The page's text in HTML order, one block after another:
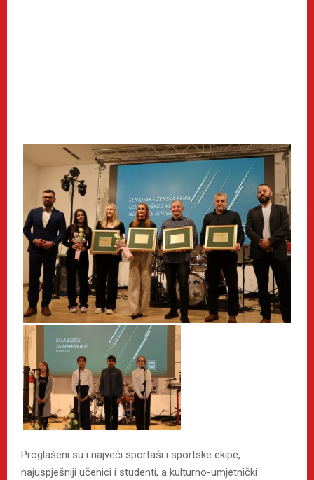
Proglašeni su i najveći sportaši i sportske ekipe,
najuspješniji učenici i studenti, a kulturno-umjetnički